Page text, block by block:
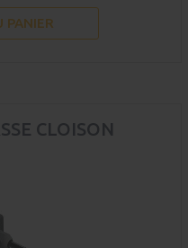
PANIER
CLOISON